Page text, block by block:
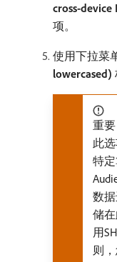
cross-device
项。
使用下拉菜
lowercased)
重要
此
特
数
储
用
则